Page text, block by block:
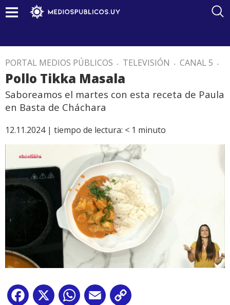
PORTAL MEDIOS PÚBLICOS . TELEVISIÓN . CANAL 5 .
Pollo Tikka Masala
Saboreamos el martes con esta receta de Paula
en Basta de Cháchara
12.11.2024 | tiempo de lectura: < 1 minuto
Facebook
X WhatsApp
Email